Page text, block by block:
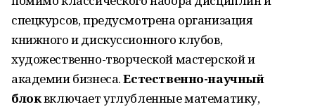
спецкурсов, предусмотрена организация
книжного и дискуссионного клубов,
художественно-творческой мастерской и
академии бизнеса.Естественно-научный
блоквключает углубленные математику,